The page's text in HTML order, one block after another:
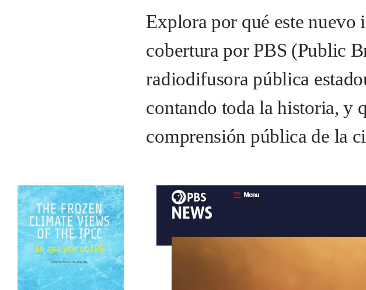
Explora por qué este
cobertura por PBS (Public
radiodifusora pública
contando toda la historia, y
comprensión pública de la